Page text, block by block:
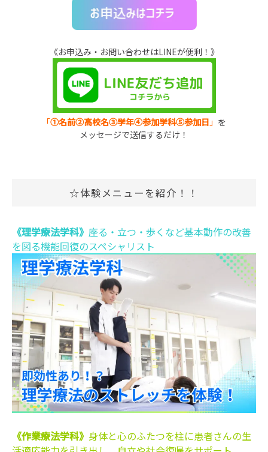
《お申込み・お問い合わせはLINEが便利！》
「①名前②高校名③学年④参加学科⑤参加日 」 を
メッセージで送信するだけ！
☆体験メニューを紹介！！
《理学療法学科》 座る・立つ・歩くなど基本動作の改善
を図る機能回復のスペシャリスト
《作業療法学科》 身体と心のふたつを柱に患者さんの生